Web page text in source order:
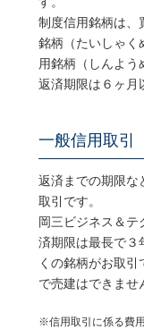
制度信用銘柄は、
銘柄（たいしゃく
用銘柄（しんよう
返済期限は６ヶ月
一般信用取引
返済までの期限な
取引です。
岡三ビジネス＆テ
済期限は最長で３
くの銘柄がお取
で売建はできませ
※信用取引に係る費